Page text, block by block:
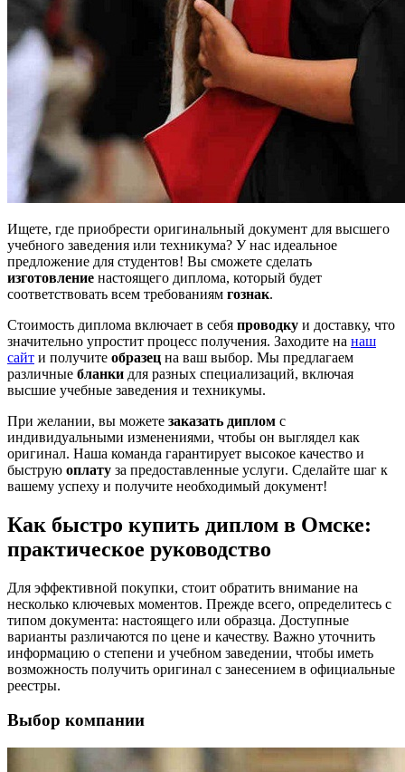
Ищете, где приобрести оригинальный документ для высшего
учебного заведения или техникума? У нас идеальное
предложение для студентов! Вы сможете сделать
изготовление настоящего диплома, который будет
соответствовать всем требованиям гознак.
Стоимость диплома включает в себя проводку и доставку, что
значительно упростит процесс получения. Заходите на наш
сайт и получите образец на ваш выбор. Мы предлагаем
различные бланки для разных специализаций, включая
высшие учебные заведения и техникумы.
При желании, вы можете заказать диплом с
индивидуальными изменениями, чтобы он выглядел как
оригинал. Наша команда гарантирует высокое качество и
быструю оплату за предоставленные услуги. Сделайте шаг к
вашему успеху и получите необходимый документ!
Как быстро купить диплом в Омске:
практическое руководство
Для эффективной покупки, стоит обратить внимание на
несколько ключевых моментов. Прежде всего, определитесь с
типом документа: настоящего или образца. Доступные
варианты различаются по цене и качеству. Важно уточнить
информацию о степени и учебном заведении, чтобы иметь
возможность получить оригинал с занесением в официальные
реестры.
Выбор компании